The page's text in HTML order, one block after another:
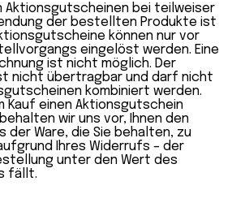
Aktionsgutscheinen bei teilweiser
der bestellten Produkte ist
können nur vor
eingelöst werden. Eine
ist nicht möglich. Der
nicht übertragbar und darf nicht
kombiniert werden.
Kauf einen Aktionsgutschein
wir uns vor, Ihnen den
der Ware, die Sie behalten, zu
Ihres Widerrufs – der
unter den Wert des
fällt.